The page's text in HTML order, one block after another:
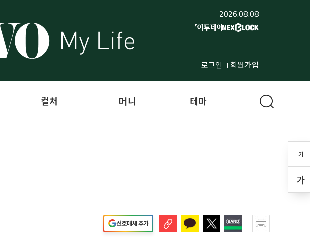
2026.08.08
로그인 회원가입
가
가
컬처 머니 테마
선호매체 추가